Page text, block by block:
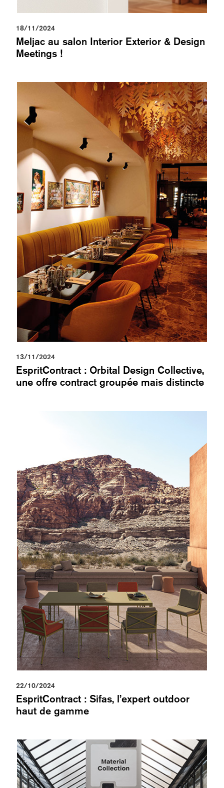
18/11/2024
Meljac au salon Interior Exterior & Design
Meetings !
13/11/2024
EspritContract : Orbital Design Collective,
une offre contract groupée mais distincte
22/10/2024
EspritContract : Sifas, l’expert outdoor
haut de gamme